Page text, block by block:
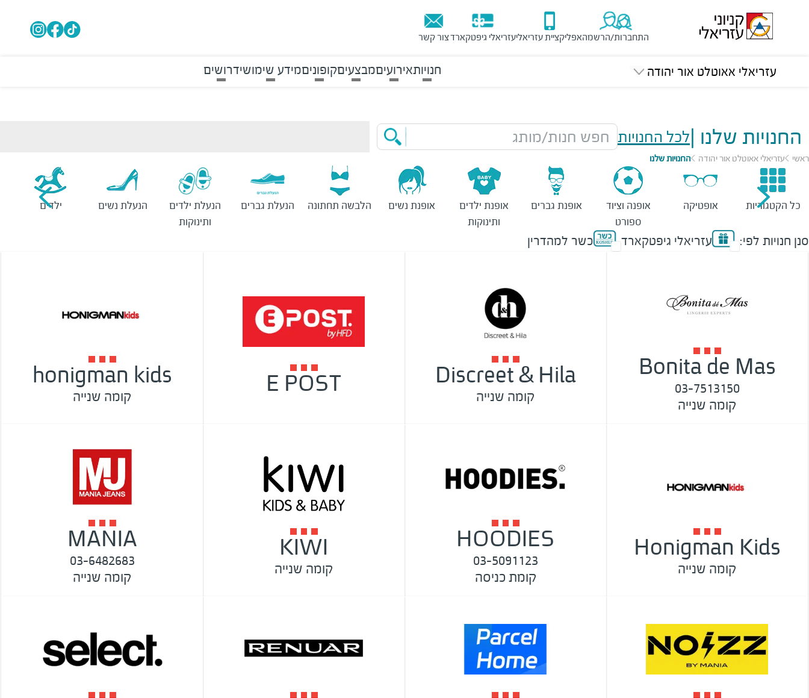
התחברות/הרשמהאפליקציית עזריאליעזריאלי גיפטקארדצור קשר
עזריאלי אאוטלט אור יהודה חנויותאירועיםמבצעיםקופוניםמידע שימושידרושים
החנויות שלנו |לכל החנויות חפש חנות/מותג
ראשי עזריאלי אאוטלט אור יהודה החנויות שלנו
כל הקטגוריות אופטיקה
אופנה וציוד
ספורט
אופנת גברים
אופנת ילדים
ותינוקות
אופנת נשים הלבשה תחתונה הנעלת גברים
הנעלת ילדים
ותינוקות
הנעלת נשים ילדים
סנן חנויות לפי: עזריאלי גיפטקארד כשר למהדרין
Bonita de Mas
03-7513150
קומה שנייה
Discreet & Hila
קומה שנייה
E POST
honigman kids
קומה שנייה
Honigman Kids
קומה שנייה
HOODIES
03-5091123
קומת כניסה
KIWI
קומה שנייה
MANIA
03-6482683
קומה שנייה